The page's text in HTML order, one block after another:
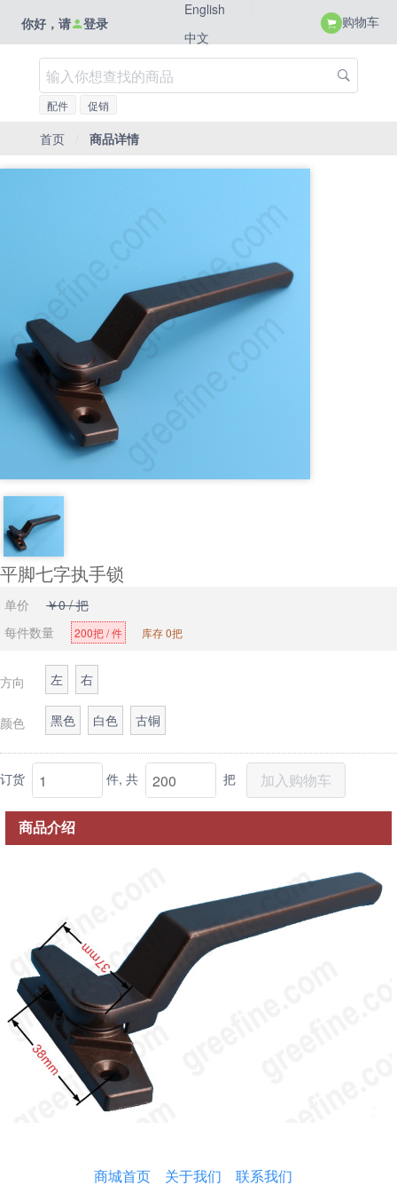
你好，请 登录
English
中文
购物车
配件 促销
首页 商品详情
平脚七字执手锁
单价
￥0 / 把
每件数量
200把 / 件 库存 0把
方向 左 右
颜色 黑色 白色 古铜
订货 件, 共 把 加入购物车
商品介绍
商城首页 关于我们 联系我们